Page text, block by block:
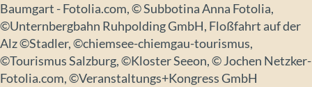
Baumgart - Fotolia.com, © Subbotina Anna Fotolia,
©Unternbergbahn Ruhpolding GmbH, Floßfahrt auf der
Alz ©Stadler, ©chiemsee-chiemgau-tourismus,
©Tourismus Salzburg, ©Kloster Seeon, © Jochen Netzker-
Fotolia.com, ©Veranstaltungs+Kongress GmbH